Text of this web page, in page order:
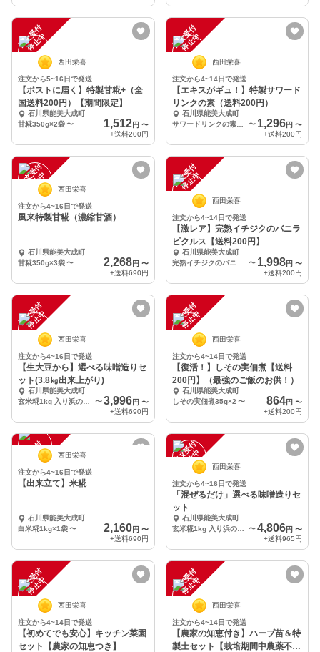
注
文
受
付
停
止
中
西田栄喜
注文から5~16日で発送
【ポストに届く】特製甘糀+（全
国送料200円）【期間限定】
石川県能美大成町
甘糀350g×2袋〜 1,512円 〜
+送料200円
注
文
受
付
停
止
中
西田栄喜
注文から4~14日で発送
【エキスがギュ！】特製サワード
リンクの素（送料200円）
石川県能美大成町
サワードリンクの素120g×4
〜 1,296円 〜
+送料200円
注
文
受
付
停
止
中 西田栄喜
注文から4~16日で発送
風来特製甘糀（濃縮甘酒）
石川県能美大成町
甘糀350g×3袋〜 2,268円 〜
+送料690円
注
文
受
付
停
止
中
西田栄喜
注文から4~14日で発送
【激レア】完熟イチジクのバニラ
ピクルス【送料200円】
石川県能美大成町
〜 1,998円 〜
+送料200円
注
文
受
付
停
止
中
西田栄喜
注文から4~16日で発送
【生大豆から】選べる味噌造りセ
ット(3.8㎏出来上がり)
石川県能美大成町
〜 3,996円 〜
+送料690円
注
文
受
付
停
止
中
西田栄喜
注文から4~14日で発送
【復活！】しその実佃煮【送料
200円】（最強のご飯のお供！）
石川県能美大成町
しその実佃煮35g×2 〜 864円 〜
+送料200円
注
文
受
付
停
止
中 西田栄喜
注文から4~16日で発送
【出来立て】米糀
石川県能美大成町
白米糀1kg×1袋〜 2,160円 〜
+送料690円
注
文
受
付
停
止
中 西田栄喜
注文から4~16日で発送
「混ぜるだけ」選べる味噌造りセ
ット
石川県能美大成町
玄米糀1kg 入り浜の豆450g 茹で挽き大豆2.25㎏ チャック付き袋 レシピ
〜4,806円 〜
+送料965円
注
文
受
付
停
止
中
西田栄喜
注文から4~14日で発送
【初めてでも安心】キッチン菜園
セット【農家の知恵つき】
注
文
受
付
停
止
中
西田栄喜
注文から4~14日で発送
【農家の知恵付き】ハーブ苗＆特
製土セット【栽培期間中農薬不使